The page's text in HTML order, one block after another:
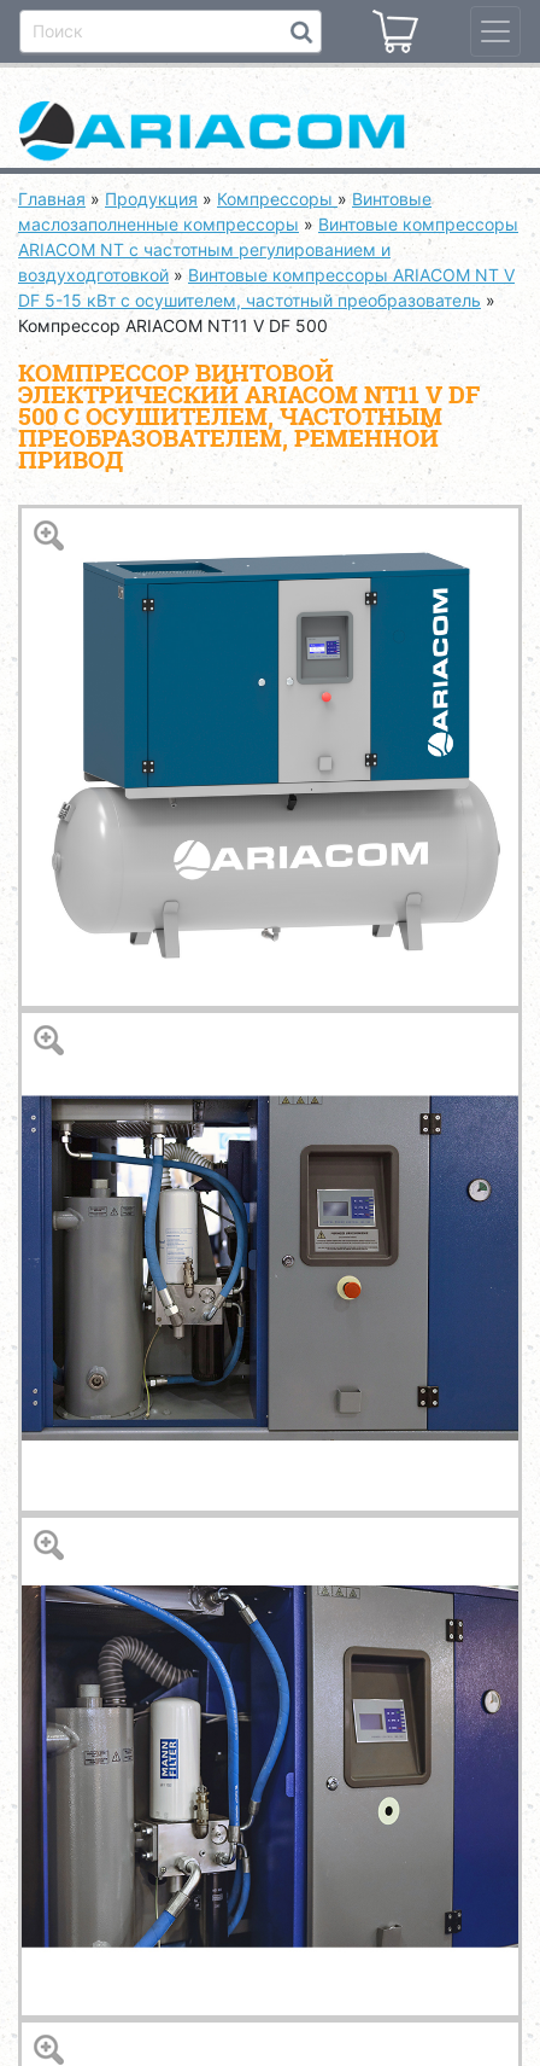
Главная » Продукция » Компрессоры » Винтовые
маслозаполненные компрессоры » Винтовые компрессоры
ARIACOM NT с частотным регулированием и
воздуходготовкой » Винтовые компрессоры ARIACOM NT V
DF 5-15 кВт с осушителем, частотный преобразователь »
Компрессор ARIACOM NT11 V DF 500
КОМПРЕССОР ВИНТОВОЙ
ЭЛЕКТРИЧЕСКИЙ ARIACOM NT11 V DF
500 С ОСУШИТЕЛЕМ, ЧАСТОТНЫМ
ПРЕОБРАЗОВАТЕЛЕМ, РЕМЕННОЙ
ПРИВОД